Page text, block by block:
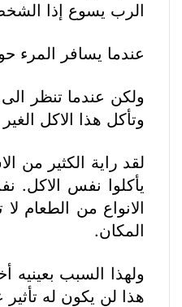
الرب يسوع إذا
عندما يسافر المرء
ولكن عندما تنظر
وتأكل هذا الاكل
لقد راية الكثير من
يأكلوا نفس الاكل.
الانواع من الطعام
المكان.
ولهذا السبب
هذا لن يكون له تأثير